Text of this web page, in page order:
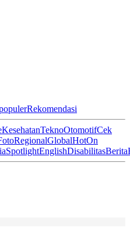
Rekomendasi
KesehatanTeknoOtomotifCek
RegionalGlobalHotOn
SpotlightEnglishDisabilitasBerita